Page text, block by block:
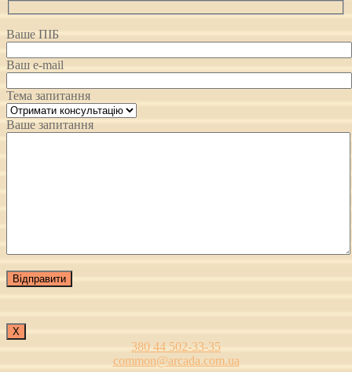
Ваше ПІБ
Ваш e-mail
Тема запитання
Ваше запитання
Х
380 44 502-33-35
common@arcada.com.ua